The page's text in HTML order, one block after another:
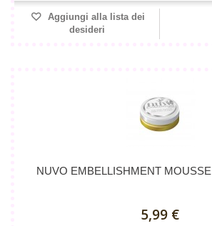
Aggiungi alla lista dei
desideri
NUVO EMBELLISHMENT
5,99 €